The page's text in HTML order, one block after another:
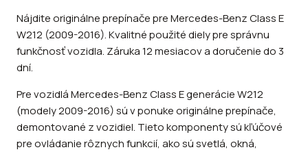
Nájdite originálne prepínače pre Mercedes-Benz Class E
W212 (2009-2016). Kvalitné použité diely pre správnu
funkčnosť vozidla. Záruka 12 mesiacov a doručenie do 3
dní.
Pre vozidlá Mercedes-Benz Class E generácie W212
(modely 2009-2016) sú v ponuke originálne prepínače,
demontované z vozidiel. Tieto komponenty sú kľúčové
pre ovládanie rôznych funkcií, ako sú svetlá, okná,